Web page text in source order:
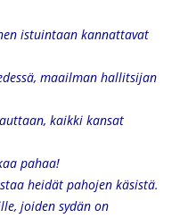
istuintaan kannattavat
maailman hallitsijan
kaikki kansat
pahaa!
heidät pahojen käsistä.
joiden sydän on